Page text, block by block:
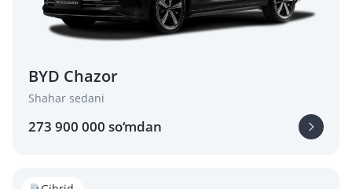
BYD Chazor
Shahar sedani
273 900 000 so‘mdan